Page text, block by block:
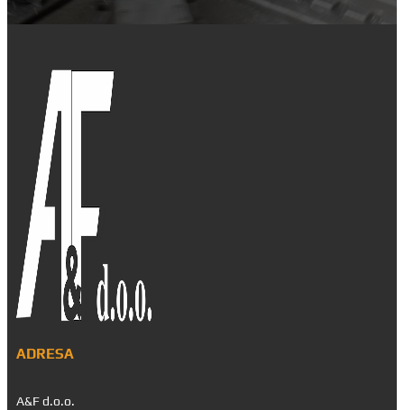
ADRESA
A&F d.o.o.